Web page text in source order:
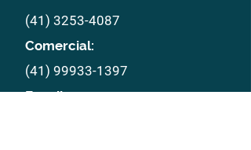
(41) 3253-4087
Comercial:
(41) 99933-1397
E mail: